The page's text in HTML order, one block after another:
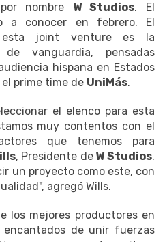
nombre W Studios. El
a conocer en febrero. El
esta joint venture es la
vanguardia, pensadas
hispana en Estados
prime time de UniMás.
el elenco para esta
muy contentos con el
que tenemos para
, Presidente deW Studios.
un proyecto como este, con
agregó Wills.
los mejores productores en
encantados de unir fuerzas